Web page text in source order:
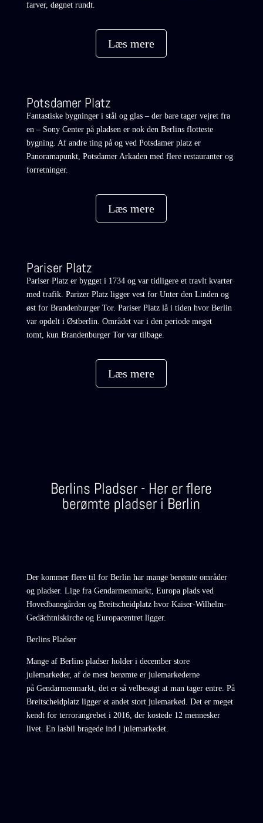
farver, døgnet rundt.
Læs mere
Potsdamer Platz
Fantastiske bygninger i stål og glas – der bare tager vejret fra
en – Sony Center på pladsen er nok den Berlins flotteste
bygning. Af andre ting på og ved Potsdamer platz er
Panoramapunkt, Potsdamer Arkaden med flere restauranter og
forretninger.
Læs mere
Pariser Platz
Pariser Platz er bygget i 1734 og var tidligere et travlt kvarter
med trafik. Parizer Platz ligger vest for Unter den Linden og
øst for Brandenburger Tor. Pariser Platz lå i tiden hvor Berlin
var opdelt i Østberlin. Området var i den periode meget
tomt, kun Brandenburger Tor var tilbage.
Læs mere
Berlins Pladser - Her er flere
berømte pladser i Berlin
Der kommer flere til for Berlin har mange berømte områder
og pladser. Lige fra Gendarmenmarkt, Europa plads ved
Hovedbanegårdenog Breitscheidplatz hvor Kaiser-Wilhelm-
Gedächtniskirche og Europacentret ligger.
Berlins Pladser
Mange af Berlins pladser holder i december store
julemarkeder, af de mest berømte er julemarkederne
på Gendarmenmarkt, det er så velbesøgt at man tager entre. På
Breitscheidplatz ligger et andet stort julemarked. Det er meget
kendt for terrorangrebet i 2016, der kostede 12 mennesker
livet. En lasbil bragede ind i julemarkedet.